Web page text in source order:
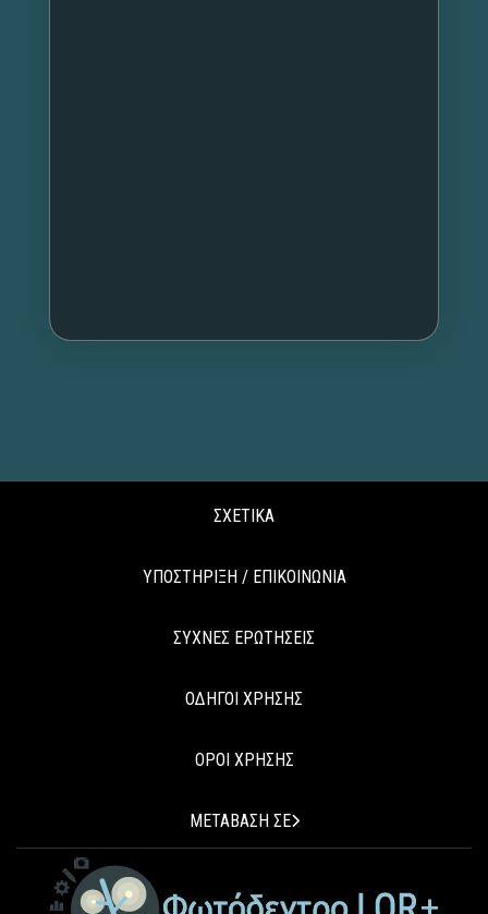
ΣΧΕΤΙΚΑ
ΥΠΟΣΤΗΡΙΞΗ / ΕΠΙΚΟΙΝΩΝΙΑ
ΣΥΧΝΕΣ ΕΡΩΤΗΣΕΙΣ
ΟΔΗΓΟΙ ΧΡΗΣΗΣ
ΟΡΟΙ ΧΡΗΣΗΣ
ΜΕΤΑΒΑΣΗ ΣΕ